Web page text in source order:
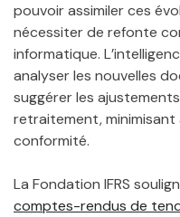
pouvoir assimiler ces
nécessiter de refonte
informatique.
analyser les nouvelles
suggérer les
retraitement, minimisant
conformité.
La Fondation IFRS
comptes-rendus de